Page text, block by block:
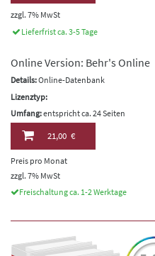
zzgl. 7% MwSt
Lieferfrist ca. 3-5 Tage
Online Version: Behr's Online
Details:Online-Datenbank
Lizenztyp:
Umfang:entspricht ca. 24 Seiten
21,00 €
Preis pro Monat
zzgl. 7% MwSt
Freischaltung ca. 1-2 Werktage